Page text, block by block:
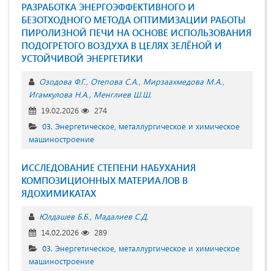
РАЗРАБОТКА ЭНЕРГОЭФФЕКТИВНОГО И
БЕЗОТХОДНОГО МЕТОДА ОПТИМИЗАЦИИ РАБОТЫ
ПИРОЛИЗНОЙ ПЕЧИ НА ОСНОВЕ ИСПОЛЬЗОВАНИЯ
ПОДОГРЕТОГО ВОЗДУХА В ЦЕЛЯХ ЗЕЛЁНОЙ И
УСТОЙЧИВОЙ ЭНЕРГЕТИКИ
Озодова Ф.Г. Отепова С.А. Мирзаахмедова М.А.
Игамкулова Н.А. Менглиев Ш.Ш.
19.02.2026
274
03. Энергетическое, металлургическое и химическое
машиностроение
ИССЛЕДОВАНИЕ СТЕПЕНИ НАБУХАНИЯ
КОМПОЗИЦИОННЫХ МАТЕРИАЛОВ В
ЯДОХИМИКАТАХ
Юлдашев Б.Б. Мадалиев С.Д.
14.02.2026
289
03. Энергетическое, металлургическое и химическое
машиностроение